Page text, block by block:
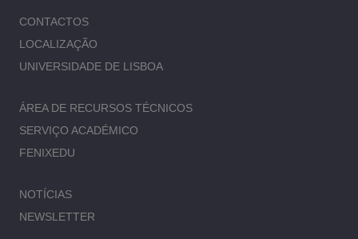
CONTACTOS
LOCALIZAÇÃO
UNIVERSIDADE DE LISBOA
ÁREA DE RECURSOS TÉCNICOS
SERVIÇO ACADÉMICO
FENIXEDU
NOTÍCIAS
NEWSLETTER